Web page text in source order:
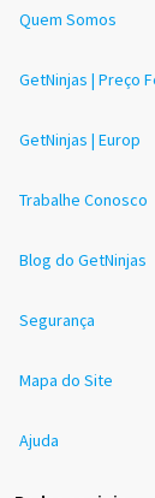
Quem Somos
GetNinjas | Preço
GetNinjas | Europ
Trabalhe Conosco
Blog do GetNinjas
Segurança
Mapa do Site
Ajuda